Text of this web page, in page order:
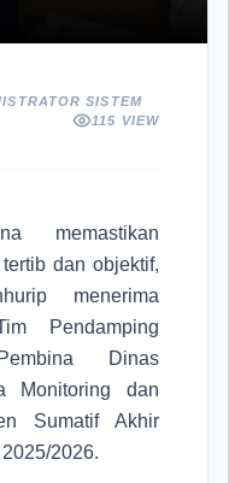
SISTEM
115 VIEW
memastikan
dan objektif,
menerima
Pendamping
Dinas
Monitoring dan
Sumatif Akhir
2026.